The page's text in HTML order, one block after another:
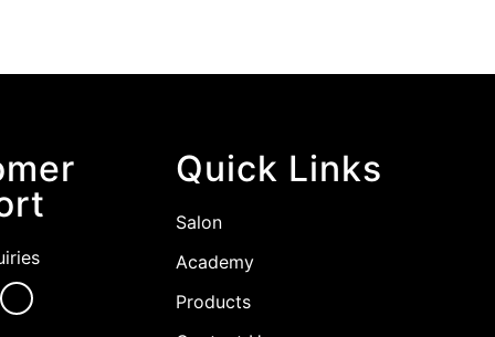
Quick Links
Salon
Academy
Products